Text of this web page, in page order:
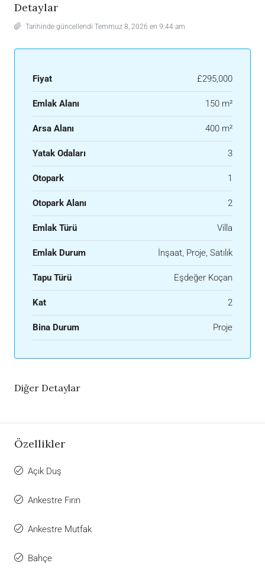
Detaylar
Tarihinde güncellendi Temmuz 8, 2026 en 9:44 am
Fiyat £295,000
Emlak Alanı 150 m²
Arsa Alanı 400 m²
Yatak Odaları 3
Otopark 1
Otopark Alanı 2
Emlak Türü Villa
Emlak Durum İnşaat, Proje, Satılık
Tapu Türü Eşdeğer Koçan
Kat 2
Bina Durum Proje
Diğer Detaylar
Özellikler
Açık Duş
Ankestre Fırın
Ankestre Mutfak
Bahçe